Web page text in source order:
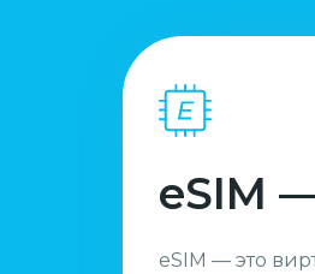
eSIM
eSIM — это